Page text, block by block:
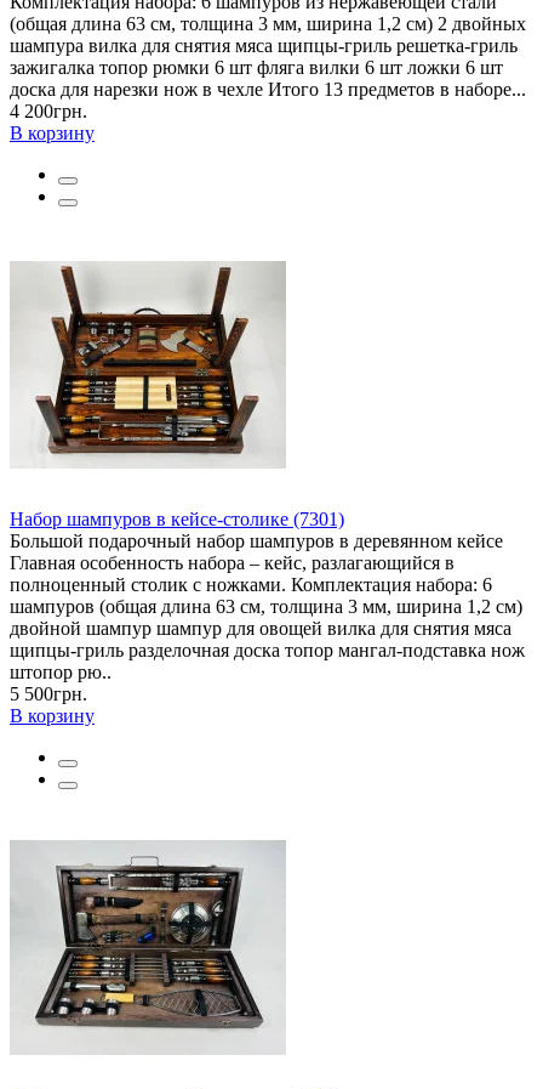
(общая длина 63 см, толщина 3 мм, ширина 1,2 см) 2 двойных
шампура вилка для снятия мяса щипцы-гриль решетка-гриль
зажигалка топор рюмки 6 шт фляга вилки 6 шт ложки 6 шт
доска для нарезки нож в чехле Итого 13 предметов в наборе...
4 200грн.
В корзину
Набор шампуров в кейсе-столике (7301)
Большой подарочный набор шампуров в деревянном кейсе
Главная особенность набора – кейс, разлагающийся в
полноценный столик с ножками. Комплектация набора: 6
шампуров (общая длина 63 см, толщина 3 мм, ширина 1,2 см)
двойной шампур шампур для овощей вилка для снятия мяса
щипцы-гриль разделочная доска топор мангал-подставка нож
штопор рю..
5 500грн.
В корзину